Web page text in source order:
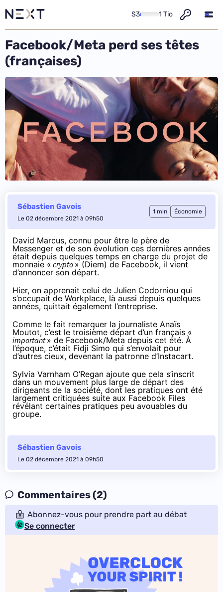
S3 1 Tio
Facebook/Meta perd ses têtes
(françaises)
Sébastien Gavois
Le 02 décembre 2021 à 09h50
1 min Économie
David Marcus, connu pour être le père de
Messenger et de son évolution ces dernières années
était depuis quelques temps en charge du projet de
monnaie « crypto » (Diem) de Facebook, il vient
d’annoncer son départ.
Hier, on apprenait celui de Julien Codorniou qui
s’occupait de Workplace, là aussi depuis quelques
années, quittait également l’entreprise.
Comme le fait remarquer la journaliste Anaïs
Moutot, c’est le troisième départ d’un français «
important» de Facebook/Meta depuis cet été. À
l’époque, c’était Fidji Simo qui s’envolait pour
d’autres cieux, devenant la patronne d’Instacart.
Sylvia Varnham O’Regan ajoute que cela s’inscrit
dans un mouvement plus large de départ des
dirigeants de la société, dont les pratiques ont été
largement critiquées suite aux Facebook Files
révélant certaines pratiques peu avouables du
groupe.
Sébastien Gavois
Le 02 décembre 2021 à 09h50
Commentaires (2)
Abonnez-vous pour prendre part au débat
Se connecter